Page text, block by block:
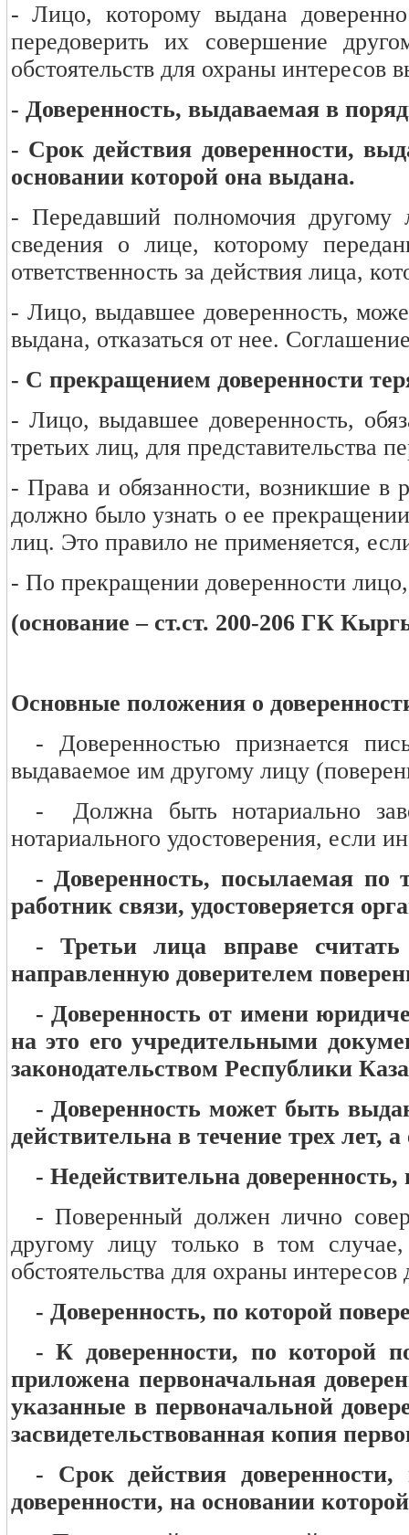
- Лицо, которому выдана
передоверить их совершение
обстоятельств для охраны интересов
- Доверенность, выдаваемая в
- Срок действия доверенности,
основании которой она выдана.
- Передавший полномочия другому
сведения о лице, которому
ответственность за действия лица,
- Лицо, выдавшее доверенность,
выдана, отказаться от нее.
- С прекращением доверенности
- Лицо, выдавшее доверенность,
третьих лиц, для представительства
- Права и обязанности, возникшие в
должно было узнать о ее
лиц. Это правило не применяется,
- По прекращении доверенности
(основание – ст.ст. 200-206 ГК
Основные положения о
- Доверенностью признается
выдаваемое им другому лицу
- Должна быть нотариально
нотариального удостоверения, если
- Доверенность, посылаемая по
работник связи, удостоверяется
- Третьи лица вправе
направленную доверителем
- Доверенность от имени
на это его учредительными
законодательством Республики
- Доверенность может быть
действительна в течение трех лет,
- Недействительна
- Поверенный должен лично
другому лицу только в том
обстоятельства для охраны интересов
- Доверенность, по которой
- К доверенности, по которой
приложена первоначальная
указанные в первоначальной
засвидетельствованная копия
- Срок действия
доверенности, на основании